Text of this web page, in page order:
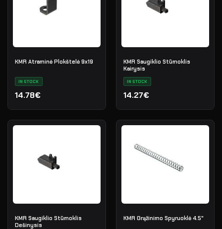
KMR Atraminė Plokštelė 9x19
IN STOCK
14.78€
KMR Saugiklio Stūmoklis
Kairysis
IN STOCK
14.27€
KMR Saugiklio Stūmoklis
Dešinysis
KMR Grąžinimo Spyruoklė 4.5"